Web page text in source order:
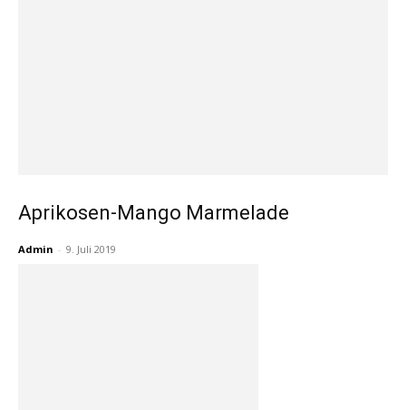
Aprikosen-Mango Marmelade
Admin - 9. Juli 2019